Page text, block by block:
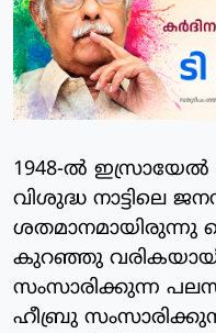
1948-ല്‍ ഇസ്രായേല്‍
വിശുദ്ധ നാട്ടിലെ
ശതമാനമായിരുന്നു
കുറഞ്ഞു
സംസാരിക്കുന്ന
ഹീബ്രു